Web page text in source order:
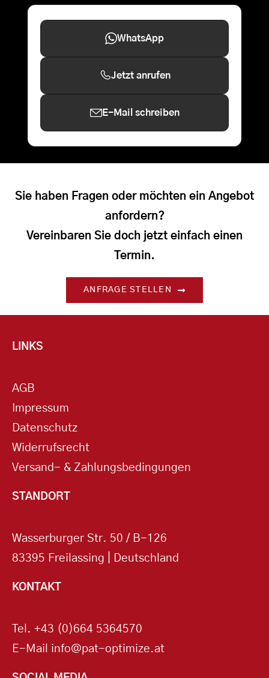
WhatsApp
Jetzt anrufen
E-Mail schreiben
Sie haben Fragen oder möchten ein Angebot
anfordern?
Vereinbaren Sie doch jetzt einfach einen
Termin.
ANFRAGE STELLEN
LINKS
AGB
Impressum
Datenschutz
Widerrufsrecht
Versand- & Zahlungsbedingungen
STANDORT
Wasserburger Str. 50 / B-126
83395 Freilassing | Deutschland
KONTAKT
Tel. +43 (0)664 5364570
E-Mail info@pat-optimize.at